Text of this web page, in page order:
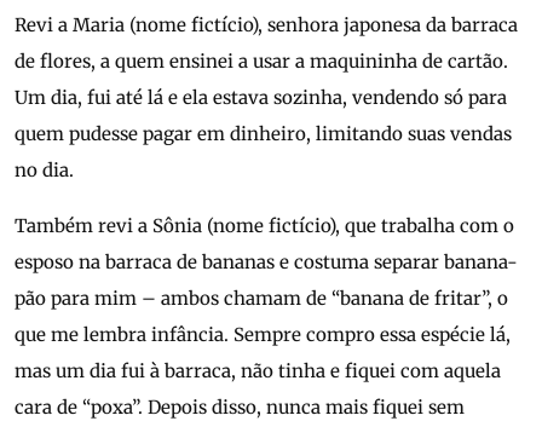
Revi a Maria (nome fictício), senhora japonesa da barraca
de flores, a quem ensinei a usar a maquininha de cartão.
Um dia, fui até lá e ela estava sozinha, vendendo só para
quem pudesse pagar em dinheiro, limitando suas vendas
no dia.
Também revi a Sônia (nome fictício), que trabalha com o
esposo na barraca de bananas e costuma separar banana-
pão para mim – ambos chamam de “banana de fritar”, o
que me lembra infância. Sempre compro essa espécie lá,
mas um dia fui à barraca, não tinha e fiquei com aquela
cara de “poxa”. Depois disso, nunca mais fiquei sem